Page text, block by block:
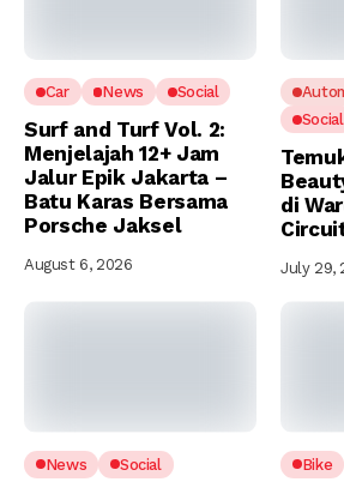
Car News Social
Surf and Turf Vol. 2:
Menjelajah 12+ Jam
Jalur Epik Jakarta –
Batu Karas Bersama
Porsche Jaksel
August 6, 2026
Social
di
July 29,
News Social Bike